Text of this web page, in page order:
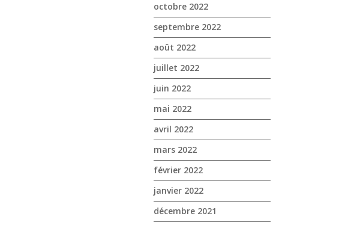
octobre 2022
septembre 2022
août 2022
juillet 2022
juin 2022
mai 2022
avril 2022
mars 2022
février 2022
janvier 2022
décembre 2021